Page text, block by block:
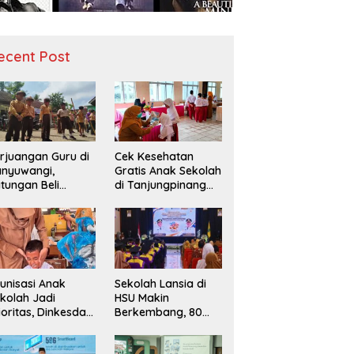
Post
Guru di
Beli
Minat Siswa
SD Negeri
Cek Kesehatan
Gratis Anak Sekolah
di Tanjungpinang
Siswa
Anak
Jadi
Dinkesda
BIAS
Sekolah Lansia di
HSU Makin
Berkembang, 80
Wisuda Tahun Ini